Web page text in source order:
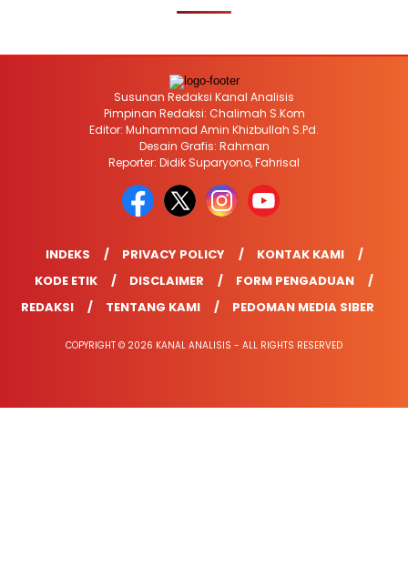
Susunan Redaksi Kanal Analisis
Pimpinan Redaksi: Chalimah S.Kom
Editor: Muhammad Amin Khizbullah S.Pd.
Desain Grafis: Rahman
Reporter: Didik Suparyono, Fahrisal
INDEKS PRIVACY POLICY
KONTAK KAMI
KODE ETIK
DISCLAIMER
FORM PENGADUAN
REDAKSI
TENTANG KAMI PEDOMAN MEDIA SIBER
COPYRIGHT © 2026 KANAL ANALISIS - ALL RIGHTS RESERVED